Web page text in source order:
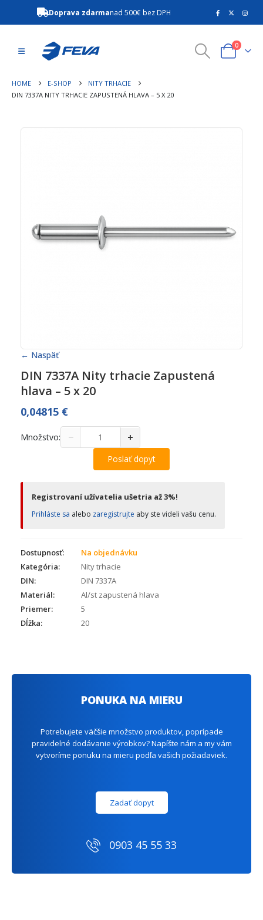
Doprava zdarmanad 500€ bez DPH
0
HOME E-SHOP
NITY TRHACIE
DIN 7337A NITY TRHACIE ZAPUSTENÁ HLAVA – 5 X 20
← Naspäť
DIN 7337A Nity trhacie Zapustená
hlava – 5 x 20
0,04815 €
Množstvo: − +
Poslať dopyt
Registrovaní užívatelia ušetria až 3%!
Prihláste sa alebo zaregistrujte aby ste videli vašu cenu.
Dostupnosť:
Na objednávku
Kategória:
Nity trhacie
DIN:
DIN 7337A
Materiál:
Al/st zapustená hlava
Priemer:
5
Dĺžka:
20
PONUKA NA MIERU
Potrebujete väčšie množstvo produktov, poprípade
pravidelné dodávanie výrobkov? Napíšte nám a my vám
vytvoríme ponuku na mieru podľa vašich požiadaviek.
Zadať dopyt
0903 45 55 33